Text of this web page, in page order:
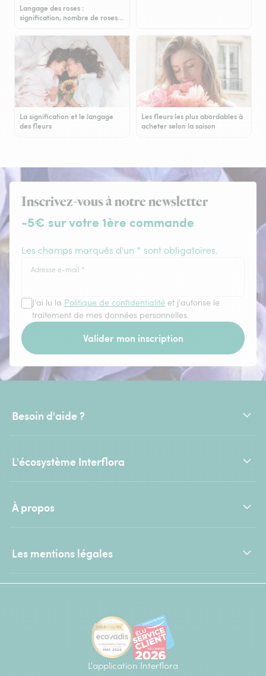
Langage des roses :
signification, nombre de roses…
La signification et le langage
des fleurs
Les fleurs les plus abordables à
acheter selon la saison
Inscrivez-vous à notre newsletter
-5€ sur votre 1ère commande
Les champs marqués d'un * sont obligatoires.
Adresse e-mail *
J'ai lu la Politique de confidentialité et j'autorise le
traitement de mes données personnelles.
Valider mon inscription
Besoin d'aide ?
L'écosystème Interflora
À propos
Les mentions légales
L'application Interflora